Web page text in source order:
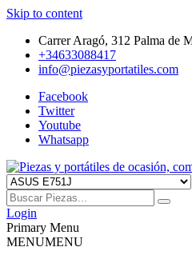
Skip to content
Carrer Aragó, 312 Palma de
+34633088417
info@piezasyportatiles.com
Facebook
Twitter
Youtube
Whatsapp
Piezas y
compra venta y
Todo lo que necesitas para reparar
Teclados, Baterías, Carcasas,
Ventiladores
Login
Primary Menu
MENUMENU